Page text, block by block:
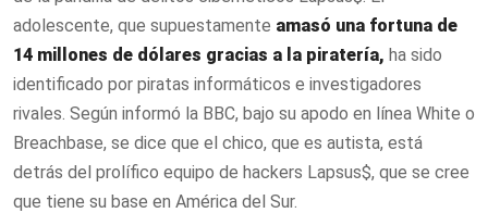
adolescente, que supuestamente amasó una fortuna de
14 millones de dólares gracias a la piratería, ha sido
identificado por piratas informáticos e investigadores
rivales. Según informó la BBC, bajo su apodo en línea White o
Breachbase, se dice que el chico, que es autista, está
detrás del prolífico equipo de hackers Lapsus$, que se cree
que tiene su base en América del Sur.